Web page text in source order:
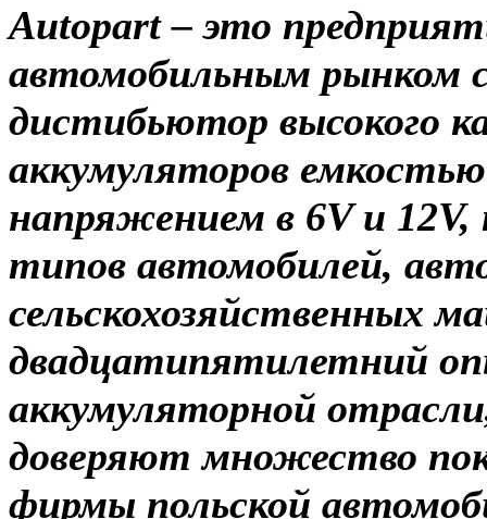
Autopart – это
автомобильным рынком
дистибьютор высокого
аккумуляторов
напряжeнием в 6V и 12V,
типов автомобилей,
сельскохозяйственных
двадцатипятилетний
аккумуляторной
доверяют множество
фирмы польской